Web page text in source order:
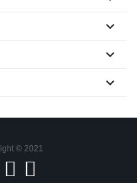



© 2021